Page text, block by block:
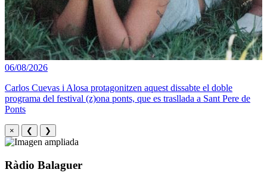
06/08/2026
Carlos Cuevas i Alosa protagonitzen aquest dissabte el doble
programa del festival (z)ona ponts, que es trasllada a Sant Pere de
Ponts
× ❮ ❯
Ràdio Balaguer